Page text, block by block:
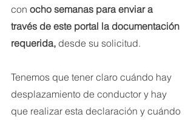
con ocho semanas para enviar a
través de este portal la documentación
requerida, desde su solicitud.
Tenemos que tener claro cuándo hay
desplazamiento de conductor y hay
que realizar esta declaración y cuándo